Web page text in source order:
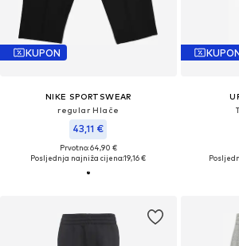
KUPON
NIKE SPORTSWEAR
regular Hlače
43,11 €
Prvotno: 64,90 €
Posljednja najniža cijena:19,16 €